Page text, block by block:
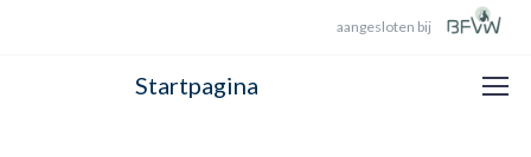
aangesloten bij
Startpagina